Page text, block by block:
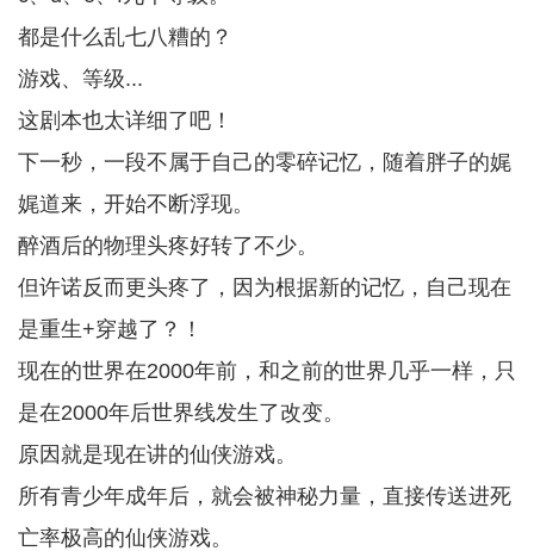
都是什么乱七八糟的？
游戏、等级...
这剧本也太详细了吧！
下一秒，一段不属于自己的零碎记忆，随着胖子的娓
娓道来，开始不断浮现。
醉酒后的物理头疼好转了不少。
但许诺反而更头疼了，因为根据新的记忆，自己现在
是重生+穿越了？！
现在的世界在2000年前，和之前的世界几乎一样，只
是在2000年后世界线发生了改变。
原因就是现在讲的仙侠游戏。
所有青少年成年后，就会被神秘力量，直接传送进死
亡率极高的仙侠游戏。